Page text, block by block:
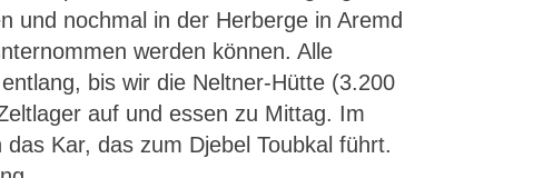
und nochmal in der Herberge in Aremd
werden können. Alle
bis wir die Neltner-Hütte (3.200
auf und essen zu Mittag. Im
Kar, das zum Djebel Toubkal führt.